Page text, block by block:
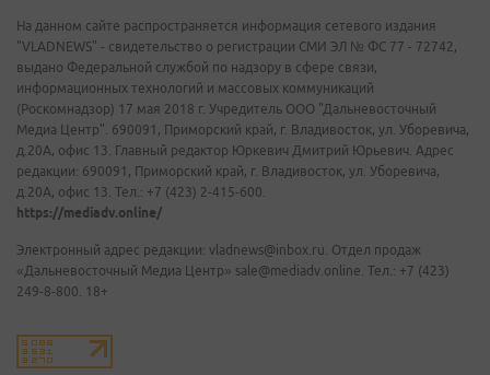
На данном сайте распространяется информация сетевого издания
"VLADNEWS" - свидетельство о регистрации СМИ ЭЛ № ФС 77 - 72742,
выдано Федеральной службой по надзору в сфере связи,
информационных технологий и массовых коммуникаций
(Роскомнадзор) 17 мая 2018 г. Учредитель ООО "Дальневосточный
Медиа Центр". 690091, Приморский край, г. Владивосток, ул. Уборевича,
д.20А, офис 13. Главный редактор Юркевич Дмитрий Юрьевич. Адрес
редакции: 690091, Приморский край, г. Владивосток, ул. Уборевича,
д.20А, офис 13. Тел.: +7 (423) 2-415-600.
https://mediadv.online/
Электронный адрес редакции: vladnews@inbox.ru. Отдел продаж
«Дальневосточный Медиа Центр» sale@mediadv.online. Тел.: +7 (423)
249-8-800. 18+